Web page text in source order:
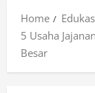
Home
5 Usaha
Besar